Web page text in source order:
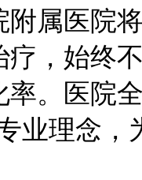
附属医院
疗，始终
。医院
业理念